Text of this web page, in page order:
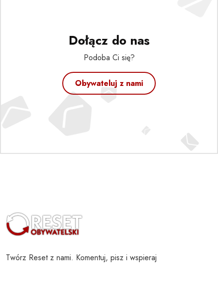
Dołącz do nas
Podoba Ci się?
Obywateluj z nami
Twórz Reset z nami. Komentuj, pisz i wspieraj